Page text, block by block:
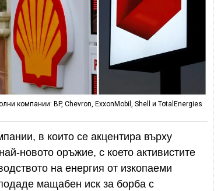
компании: BP, Chevron, ExxonMobil, Shell и TotalEnergies
в които се акцентира върху
новото оръжие, с което активистите
на енергия от изкопаеми
мащабен иск за борба с